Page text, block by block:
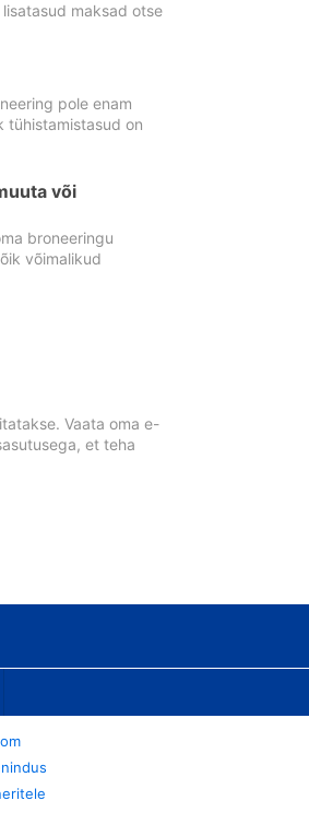
maksad otse
pole enam
tühistamistasud on
või
broneeringu
võimalikud
Vaata oma e-
et teha